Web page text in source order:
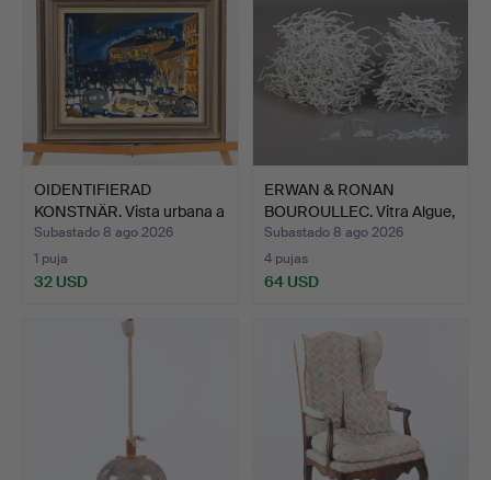
OIDENTIFIERAD
KONSTNÄR. Vista urbana a
la …
Subastado 8 ago 2026
1 puja
32 USD
ERWAN & RONAN
BOUROULLEC. Vitra Algue,
apr…
Subastado 8 ago 2026
4 pujas
64 USD